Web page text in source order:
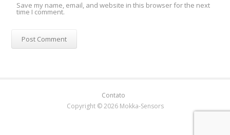
Save my name, email, and website in this browser for the next
time I comment.
Contato
Copyright © 2026 Mokka-Sensors